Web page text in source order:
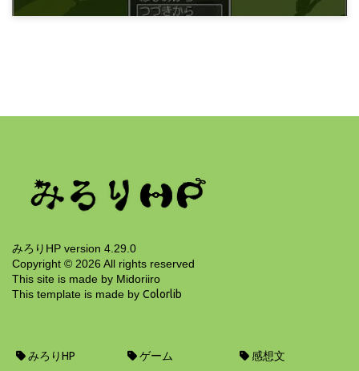
12年前
みろりHP version 4.29.0
Copyright © 2026 All rights reserved
This site is made by Midoriiro
This template is made by Colorlib
みろりHP ゲーム 感想文